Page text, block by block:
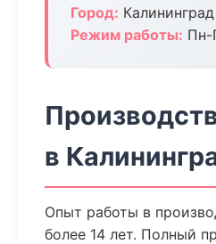
Город: Калининград
Режим работы: Пн-
в
Опыт работы в
более 14 лет. Полный